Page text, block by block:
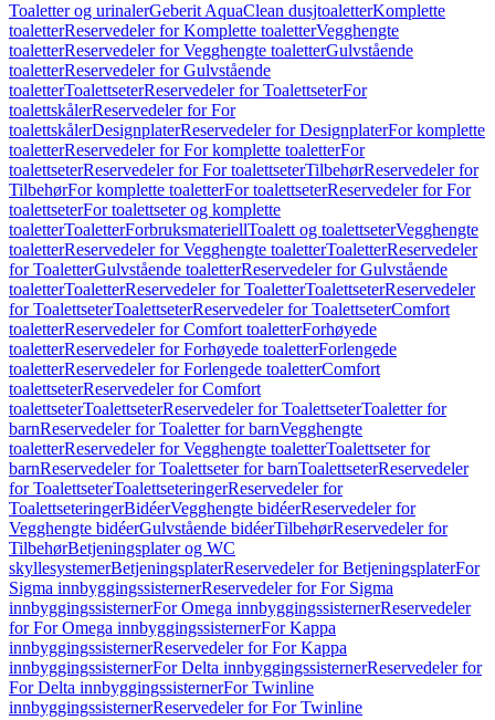
Toaletter og urinalerGeberit AquaClean dusjtoaletterKomplette
toaletterReservedeler for Komplette toaletterVegghengte
toaletterReservedeler for Vegghengte toaletterGulvstående
toaletterReservedeler for Gulvstående
toaletterToalettseterReservedeler for ToalettseterFor
toalettskålerReservedeler for For
toalettskålerDesignplaterReservedeler for DesignplaterFor komplette
toaletterReservedeler for For komplette toaletterFor
toalettseterReservedeler for For toalettseterTilbehørReservedeler for
TilbehørFor komplette toaletterFor toalettseterReservedeler for For
toalettseterFor toalettseter og komplette
toaletterToaletterForbruksmateriellToalett og toalettseterVegghengte
toaletterReservedeler for Vegghengte toaletterToaletterReservedeler
for ToaletterGulvstående toaletterReservedeler for Gulvstående
toaletterToaletterReservedeler for ToaletterToalettseterReservedeler
for ToalettseterToalettseterReservedeler for ToalettseterComfort
toaletterReservedeler for Comfort toaletterForhøyede
toaletterReservedeler for Forhøyede toaletterForlengede
toaletterReservedeler for Forlengede toaletterComfort
toalettseterReservedeler for Comfort
toalettseterToalettseterReservedeler for ToalettseterToaletter for
barnReservedeler for Toaletter for barnVegghengte
toaletterReservedeler for Vegghengte toaletterToalettseter for
barnReservedeler for Toalettseter for barnToalettseterReservedeler
for ToalettseterToalettseteringerReservedeler for
ToalettseteringerBidéerVegghengte bidéerReservedeler for
Vegghengte bidéerGulvstående bidéerTilbehørReservedeler for
TilbehørBetjeningsplater og WC
skyllesystemerBetjeningsplaterReservedeler for BetjeningsplaterFor
Sigma innbyggingssisternerReservedeler for For Sigma
innbyggingssisternerFor Omega innbyggingssisternerReservedeler
for For Omega innbyggingssisternerFor Kappa
innbyggingssisternerReservedeler for For Kappa
innbyggingssisternerFor Delta innbyggingssisternerReservedeler for
For Delta innbyggingssisternerFor Twinline
innbyggingssisternerReservedeler for For Twinline